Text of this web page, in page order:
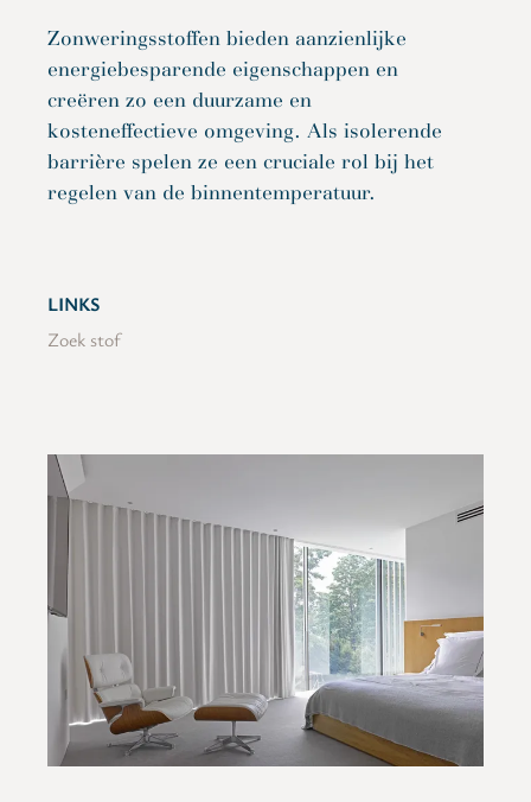
Zonweringsstoffen bieden aanzienlijke
energiebesparende eigenschappen en
creëren zo een duurzame en
kosteneffectieve omgeving. Als isolerende
barrière spelen ze een cruciale rol bij het
regelen van de binnentemperatuur.
LINKS
Zoek stof